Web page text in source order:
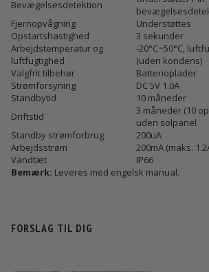
Bevægelsesdetektion
Fjernopvågning
Understøttes
Opstartshastighed
3 sekunder
Arbejdstemperatur og
luftfugtighed
-20°C~50°C,
(uden kondens)
Valgfrit tilbehør
Batterioplader
Strømforsyning
DC 5V 1.0A
Standbytid
10 måneder
Driftstid
3 måneder (10
uden solpanel
Standby strømforbrug
200uA
Arbejdsstrøm
200mA (maks.
Vandtæt
IP66
Bemærk: Leveres med engelsk manual.
FORSLAG TIL DIG